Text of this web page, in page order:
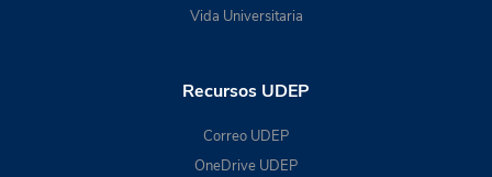
Vida Universitaria
Recursos UDEP
Correo UDEP
OneDrive UDEP